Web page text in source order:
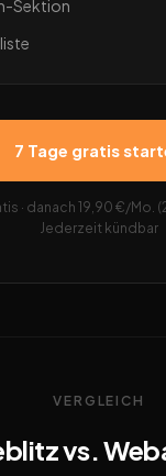
Sektion
7 Tage gratis
· danach 19,90 €/Mo.
Jederzeit kündbar
VERGLEICH
vs.